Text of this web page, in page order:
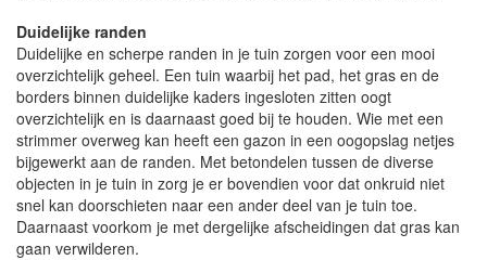
Duidelijke randen
Duidelijke en scherpe randen in je tuin zorgen voor een mooi
overzichtelijk geheel. Een tuin waarbij het pad, het gras en de
borders binnen duidelijke kaders ingesloten zitten oogt
overzichtelijk en is daarnaast goed bij te houden. Wie met een
strimmer overweg kan heeft een gazon in een oogopslag netjes
bijgewerkt aan de randen. Met betondelen tussen de diverse
objecten in je tuin in zorg je er bovendien voor dat onkruid niet
snel kan doorschieten naar een ander deel van je tuin toe.
Daarnaast voorkom je met dergelijke afscheidingen dat gras kan
gaan verwilderen.